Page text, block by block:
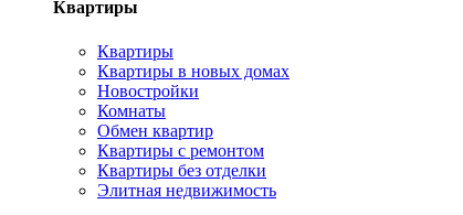
Квартиры
Квартиры
Квартиры в новых домах
Новостройки
Комнаты
Обмен квартир
Квартиры с ремонтом
Квартиры без отделки
Элитная недвижимость